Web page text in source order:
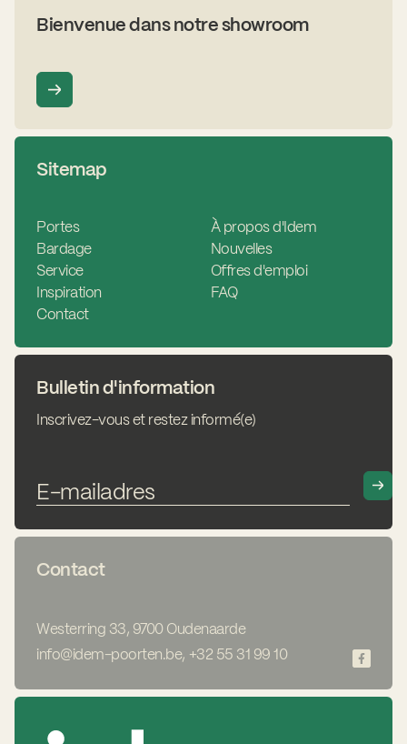
Bienvenue dans notre showroom
Sitemap
Portes
Bardage
Service
Inspiration
Contact
À propos d'Idem
Nouvelles
Offres d'emploi
FAQ
Bulletin d'information
Inscrivez-vous et restez informé(e)
Contact
Westerring 33, 9700 Oudenaarde
info@idem-poorten.be, +32 55 31 99 10